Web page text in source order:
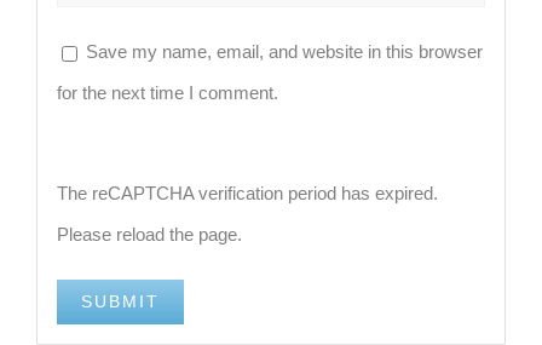
Save my name, email, and website in this browser
for the next time I comment.
The reCAPTCHA verification period has expired.
Please reload the page.